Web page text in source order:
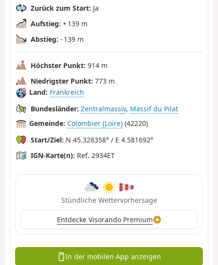
Zurück zum Start: Ja
Aufstieg: + 139 m
Abstieg: - 139 m
Höchster Punkt: 914 m
Niedrigster Punkt: 773 m
Land: Frankreich
Bundesländer: Zentralmassiv, Massif du Pilat
Gemeinde: Colombier (Loire) (42220)
Start/Ziel: N 45.328358° / E 4.581692°
IGN-Karte(n): Ref. 2934ET
Stündliche Wettervorhersage
Entdecke Visorando Premium
In der mobilen App anzeigen